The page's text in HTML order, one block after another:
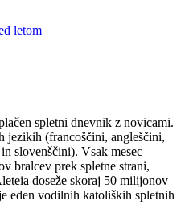
letom
spletni dnevnik z novicami.
jezikih (francoščini, angleščini,
slovenščini). Vsak mesec
bralcev prek spletne strani,
doseže skoraj 50 milijonov
eden vodilnih katoliških spletnih